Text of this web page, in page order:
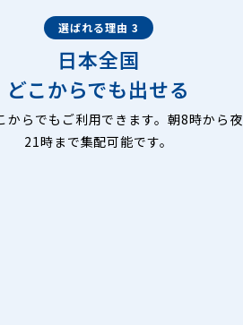
選ばれる理由 3
日本全国
どこからでも出せる
からでもご利用できます。朝8時から夜
21時まで集配可能です。